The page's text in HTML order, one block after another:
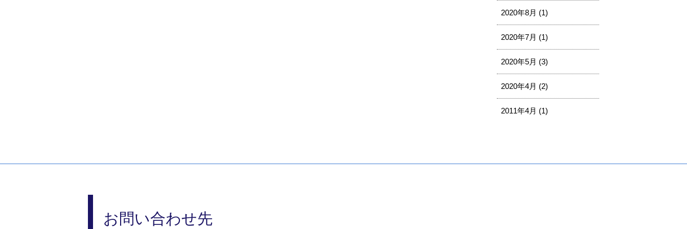
2020年8月 (1)
2020年7月 (1)
2020年5月 (3)
2020年4月 (2)
2011年4月 (1)
お問い合わせ先